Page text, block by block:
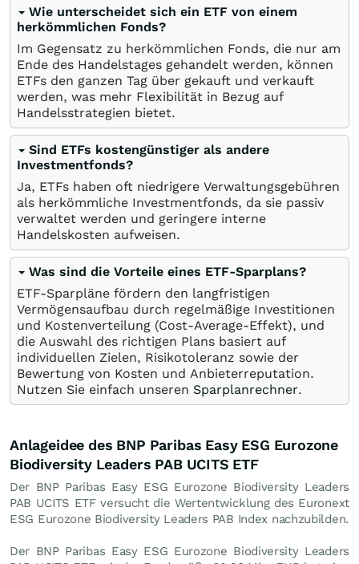
Wie unterscheidet sich ein ETF von einem
herkömmlichen Fonds?
Im Gegensatz zu herkömmlichen Fonds, die nur am
Ende des Handelstages gehandelt werden, können
ETFs den ganzen Tag über gekauft und verkauft
werden, was mehr Flexibilität in Bezug auf
Handelsstrategien bietet.
Sind ETFs kostengünstiger als andere
Investmentfonds?
Ja, ETFs haben oft niedrigere Verwaltungsgebühren
als herkömmliche Investmentfonds, da sie passiv
verwaltet werden und geringere interne
Handelskosten aufweisen.
Was sind die Vorteile eines ETF-Sparplans?
ETF-Sparpläne fördern den langfristigen
Vermögensaufbau durch regelmäßige Investitionen
und Kostenverteilung (Cost-Average-Effekt), und
die Auswahl des richtigen Plans basiert auf
individuellen Zielen, Risikotoleranz sowie der
Bewertung von Kosten und Anbieterreputation.
Nutzen Sie einfach unseren Sparplanrechner.
Anlageidee des BNP Paribas Easy ESG Eurozone
Biodiversity Leaders PAB UCITS ETF
Der BNP Paribas Easy ESG Eurozone Biodiversity Leaders
PAB UCITS ETF versucht die Wertentwicklung des Euronext
ESG Eurozone Biodiversity Leaders PAB Index nachzubilden.
Der BNP Paribas Easy ESG Eurozone Biodiversity Leaders